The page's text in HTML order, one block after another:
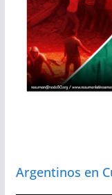
Argentinos en